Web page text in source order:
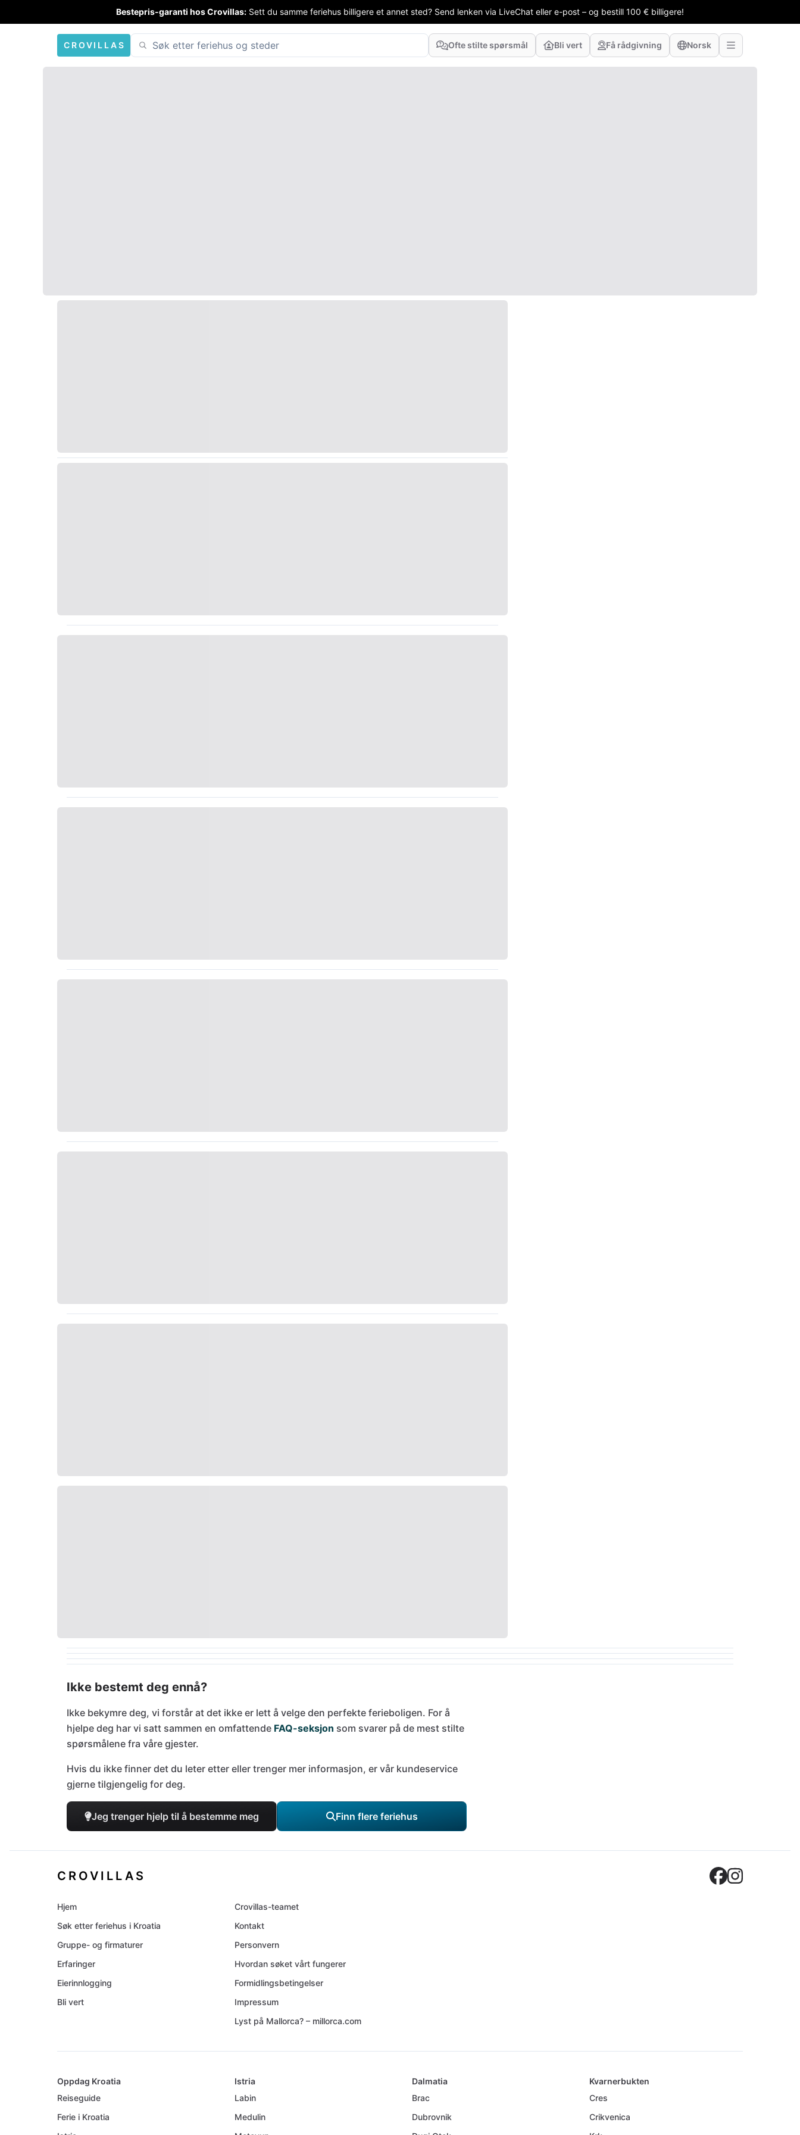
Bestepris-garanti hos Crovillas: Sett du samme feriehus billigere et annet sted? Send lenken via LiveChat eller e-post – og bestill 100 € billigere!
CROVILLAS Ofte stilte spørsmål Bli vert Få rådgivning Norsk
Ikke bestemt deg ennå?
Ikke bekymre deg, vi forstår at det ikke er lett å velge den perfekte ferieboligen. For å
hjelpe deg har vi satt sammen en omfattende FAQ-seksjon som svarer på de mest stilte
spørsmålene fra våre gjester.
Hvis du ikke finner det du leter etter eller trenger mer informasjon, er vår kundeservice
gjerne tilgjengelig for deg.
Jeg trenger hjelp til å bestemme meg Finn flere feriehus
CROVILLAS
Hjem
Søk etter feriehus i Kroatia
Gruppe- og firmaturer
Erfaringer
Eierinnlogging
Bli vert
Crovillas-teamet
Kontakt
Personvern
Hvordan søket vårt fungerer
Formidlingsbetingelser
Impressum
Lyst på Mallorca? – millorca.com
Oppdag Kroatia
Reiseguide
Ferie i Kroatia
Istria
Labin
Medulin
Dalmatia
Brac
Dubrovnik
Kvarnerbukten
Cres
Crikvenica